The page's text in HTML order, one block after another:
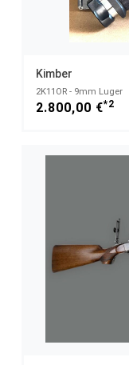
Kimber
2K11OR - 9mm Luger
2.800,00 €*2